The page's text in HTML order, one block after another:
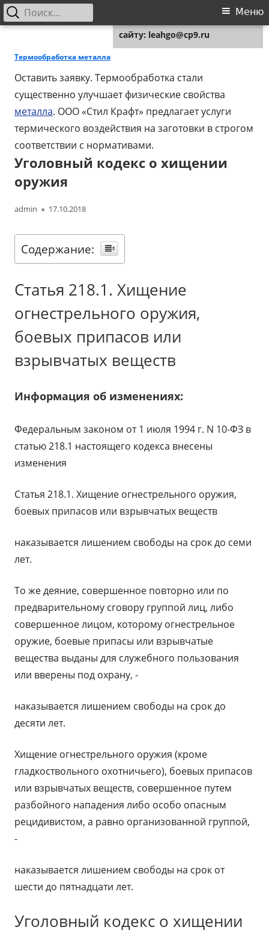
Основное
Меню
Найти:
Термообработка металла
Оставить заявку. Термообработка стали
существенно улучшает физические свойства
металла. ООО «Стил Крафт» предлагает услуги
термического воздействия на заготовки в строгом
соответствии с нормативами.
Уголовный кодекс о хищении
оружия
Автор
admin Опубликовано
17.10.2018
Содержание:
Статья 218.1. Хищение
огнестрельного оружия,
боевых припасов или
взрывчатых веществ
Информация об изменениях:
Федеральным законом от 1 июля 1994 г. N 10-ФЗ в
статью 218.1 настоящего кодекса внесены
изменения
Статья 218.1. Хищение огнестрельного оружия,
боевых припасов или взрывчатых веществ
наказывается лишением свободы на срок до семи
лет.
То же деяние, совершенное повторно или по
предварительному сговору группой лиц, либо
совершенное лицом, которому огнестрельное
оружие, боевые припасы или взрывчатые
вещества выданы для служебного пользования
или вверены под охрану, -
наказывается лишением свободы на срок до
десяти лет.
Хищение огнестрельного оружия (кроме
гладкоствольного охотничьего), боевых припасов
или взрывчатых веществ, совершенное путем
разбойного нападения либо особо опасным
рецидивистом, а равно организованной группой,
-
наказывается лишением свободы на срок от
шести до пятнадцати лет.
Уголовный кодекс о хищении
сайту: leahgo@cp9.ru